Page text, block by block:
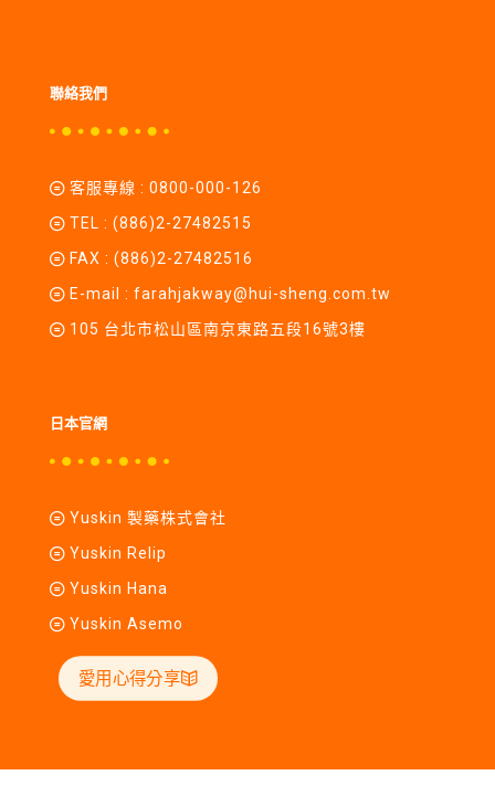
聯絡我們
客服專線 : 0800-000-126
TEL : (886)2-27482515
FAX : (886)2-27482516
E-mail : farahjakway@hui-sheng.com.tw
105 台北市松山區南京東路五段16號3樓
日本官網
Yuskin 製藥株式會社
Yuskin Relip
Yuskin Hana
Yuskin Asemo
愛用心得分享